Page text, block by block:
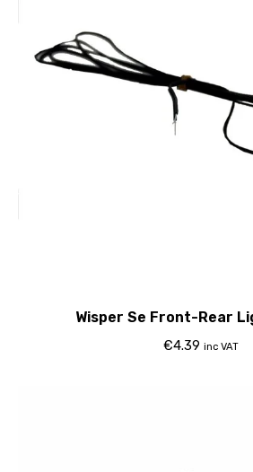
Wisper Se Front-Rear
€4.39 inc VAT